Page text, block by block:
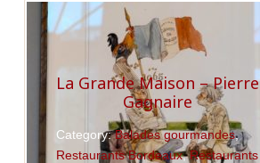
La Grande Maison – Pierre
Gagnaire
Category:Balades gourmandes,
Restaurants Bordeaux,Restaurants